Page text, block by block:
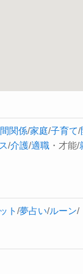
関係/家庭/子育て/
/介護/適職 ・才能/
ト/夢占い/ルーン/